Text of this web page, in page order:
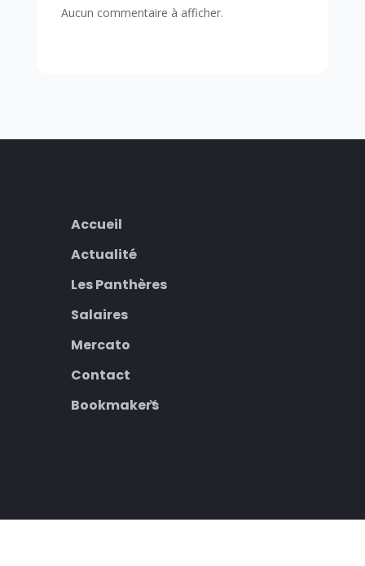
Aucun commentaire à afficher.
Accueil
Actualité
Les Panthères
Salaires
Mercato
Contact
Bookmakers